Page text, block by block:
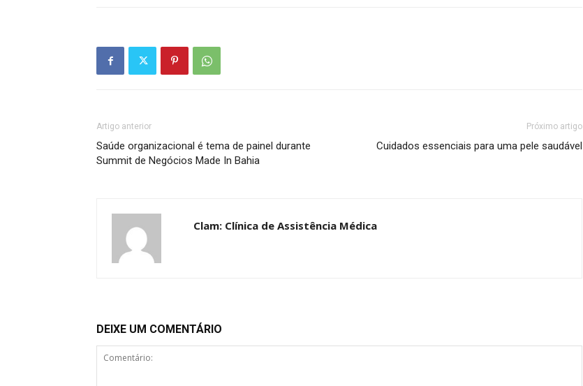
Artigo anterior
Saúde organizacional é tema de painel durante
Summit de Negócios Made In Bahia
Próximo artigo
Cuidados essenciais para uma pele saudável
Clam: Clínica de Assistência Médica
DEIXE UM COMENTÁRIO